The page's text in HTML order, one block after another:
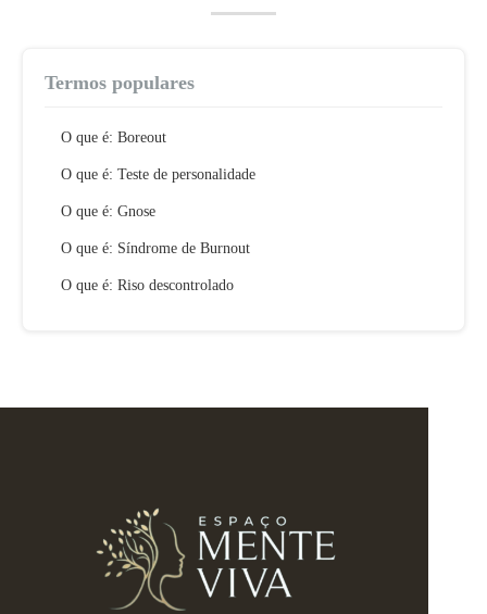
Termos populares
O que é: Boreout
O que é: Teste de personalidade
O que é: Gnose
O que é: Síndrome de Burnout
O que é: Riso descontrolado